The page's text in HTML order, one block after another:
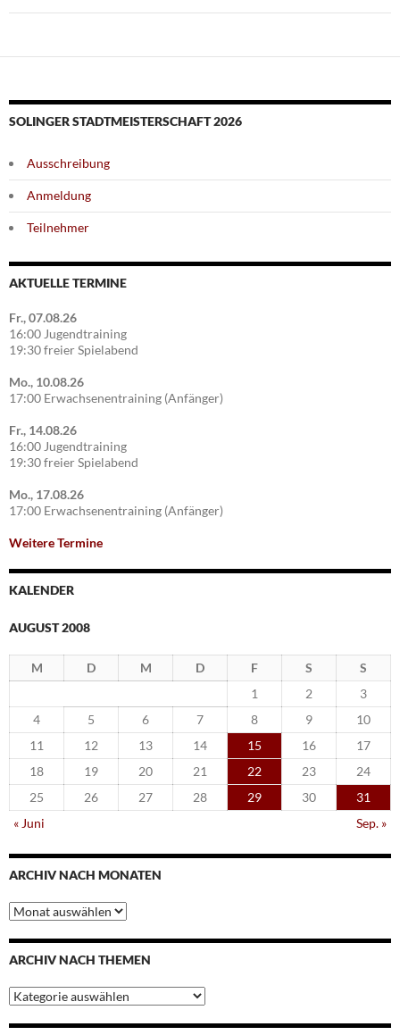
SOLINGER STADTMEISTERSCHAFT 2026
Ausschreibung
Anmeldung
Teilnehmer
AKTUELLE TERMINE
Fr., 07.08.26
16:00 Jugendtraining
19:30 freier Spielabend
Mo., 10.08.26
17:00 Erwachsenentraining (Anfänger)
Fr., 14.08.26
16:00 Jugendtraining
19:30 freier Spielabend
Mo., 17.08.26
17:00 Erwachsenentraining (Anfänger)
Weitere Termine
KALENDER
AUGUST 2008
M D M D F S
S
1
2
3
4
5 6 7 8 9
10
11
12 13 14 15 16
17
18
19 20 21 22 23
24
25
26 27 28 29 30
31
« Juni
Sep. »
ARCHIV NACH MONATEN
Archiv
nach
Monaten
ARCHIV NACH THEMEN
Archiv
nach
Themen